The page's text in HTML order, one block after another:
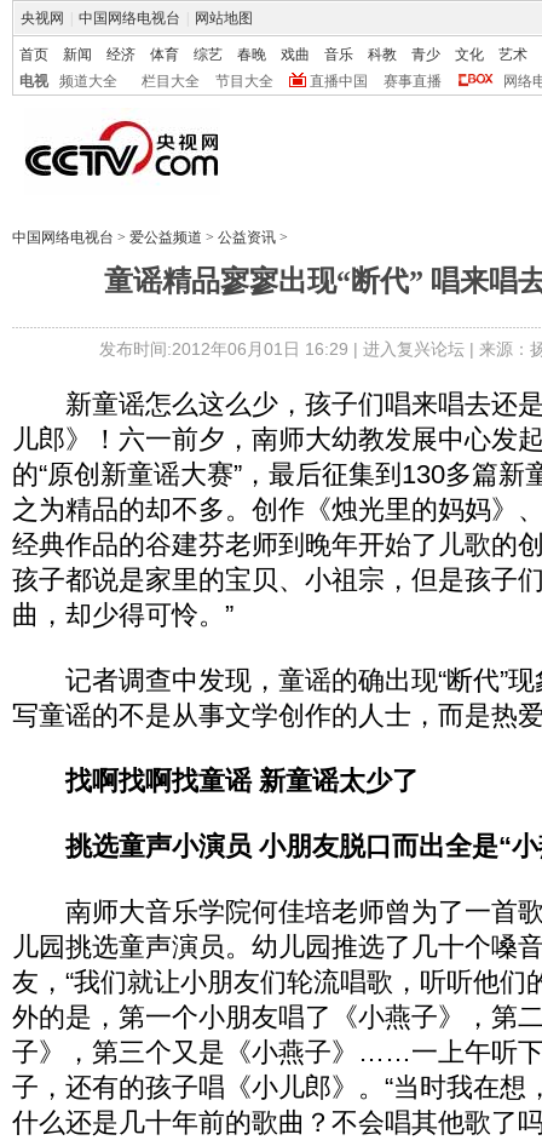
央视网 中国网络电视台 网站地图
首页 新闻 经济 体育 综艺 春晚 戏曲 音乐 科教 青少 文化
艺术
电视
频道大全 栏目大全 节目大全 直播中国 赛事直播 网络
中国网络电视台 > 爱公益频道 > 公益资讯 >
童谣精品寥寥出现“断代” 唱来唱
发布时间:2012年06月01日 16:29 | 进入复兴论坛| 来源：
新童谣怎么这么少，孩子们唱来唱去还
儿郎》！六一前夕，南师大幼教发展中心发
的“原创新童谣大赛”，最后征集到130多篇新
之为精品的却不多。创作《烛光里的妈妈》
经典作品的谷建芬老师到晚年开始了儿歌的
孩子都说是家里的宝贝、小祖宗，但是孩子
曲，却少得可怜。”
记者调查中发现，童谣的确出现“断代”现
写童谣的不是从事文学创作的人士，而是热
找啊找啊找童谣 新童谣太少了
挑选童声小演员 小朋友脱口而出全是“
南师大音乐学院何佳培老师曾为了一首
儿园挑选童声演员。幼儿园推选了几十个嗓
友，“我们就让小朋友们轮流唱歌，听听他们
外的是，第一个小朋友唱了《小燕子》，第
子》，第三个又是《小燕子》……一上午听
子，还有的孩子唱《小儿郎》。“当时我在想
什么还是几十年前的歌曲？不会唱其他歌了